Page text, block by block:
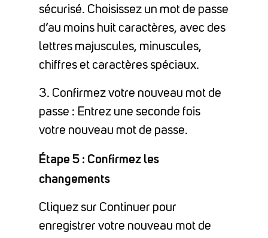
sécurisé. Choisissez un mot de passe
d’au moins huit caractères, avec des
lettres majuscules, minuscules,
chiffres et caractères spéciaux.
3. Confirmez votre nouveau mot de
passe : Entrez une seconde fois
votre nouveau mot de passe.
Étape 5 : Confirmez les
changements
Cliquez sur Continuer pour
enregistrer votre nouveau mot de